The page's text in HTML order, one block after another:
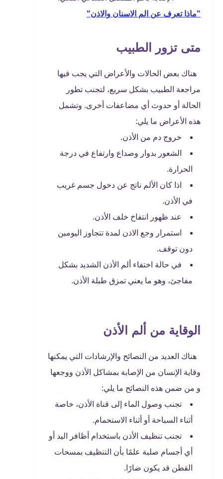
"ماذا تعرف عن الم الاسنان والاذن"
متى تزور الطبيب
هناك بعض الحالات والأعراض التي يجب فيها
مراجعة الطبيب بشكل سريع، لتجنب تطور
الحالة أو حدوث أي مضاعفات أخرى. وتشمل
هذه الأعراض ما يلي:
خروج دم من الأذن.
الشعور بدوار وصداع وارتفاع في درجة
الحرارة.
اذا كان الألم ناتج عن دخول جسم غريب
في الأذن.
عند ظهور انتفاخ خلف الأذن.
استمرار وجع الاذن لمدة تتجاوز اليومين
دون توقف.
في حالة اختفاء ألم الأذن الشديد بشكل
مفاجئ، وهو ما يعني تمزق طبلة الأذن.
الوقاية من ألم الأذن
هناك العديد من النصائح والإرشادات التي يمكنها
وقاية الإنسان من الإصابة بمشاكل الأذن ووجعها
و من ضمن هذه النصائح ما يلي:
تجنب وصول الماء إلى قناة الأذن، خاصة
أثناء السباحة أو أثناء الاستحمام.
تجنب تنظيف الأذن باستخدام أظافر اليد أو
أي أجسام صلبة علمًا بأن التنظيف بمسحات
القطن قد يكون ضارًا.